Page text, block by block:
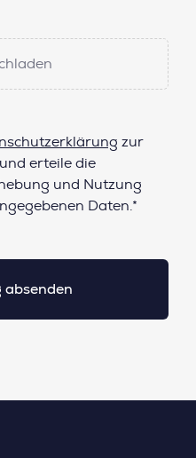
zur
erteile die
und Nutzung
Daten.*